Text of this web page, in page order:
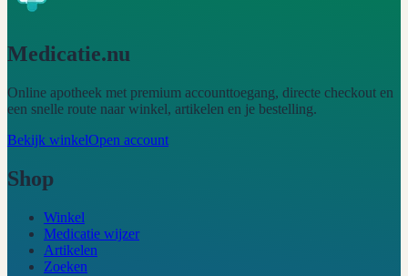
Medicatie.nu
Online apotheek met premium accounttoegang, directe checkout en
een snelle route naar winkel, artikelen en je bestelling.
Bekijk winkelOpen account
Shop
Winkel
Medicatie wijzer
Artikelen
Zoeken